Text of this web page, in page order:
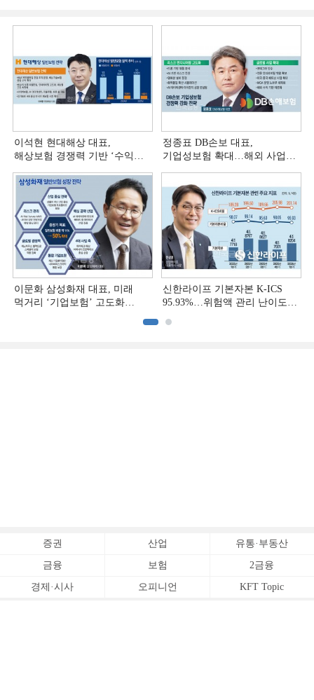
이석현 현대해상 대표,
해상보험 경쟁력 기반 ‘수익
(3)]
정종표 DB손보 대표,
기업성보험 확대…해외 사업
이문화 삼성화재 대표, 미래
먹거리 ‘기업보험’ 고도화
신한라이프 기본자본 K-ICS
95.93%…위험액 관리 난이도
증권 산업 유통·부동산
금융 보험 2금융
경제·시사 오피니언 KFT Topic